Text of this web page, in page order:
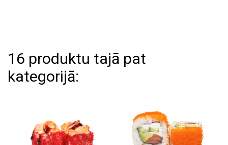
16 produktu tajā pat
kategorijā: